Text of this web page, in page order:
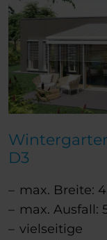
D3
max. Breite:
max. Ausfall:
vielseitige